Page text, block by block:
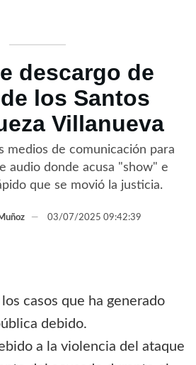
descargo de
los Santos
Villanueva
medios de comunicación para
audio donde acusa "show" e
que se movió la justicia.
03/07/2025 09:42:39
casos que ha generado
debido.
a la violencia del ataque